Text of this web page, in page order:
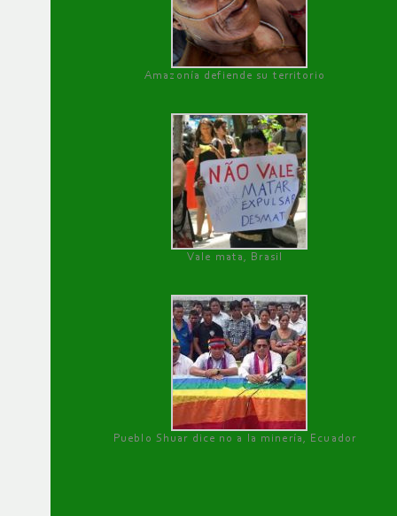
Amazonía defiende su territorio
Vale mata, Brasil
Pueblo Shuar dice no a la minería, Ecuador